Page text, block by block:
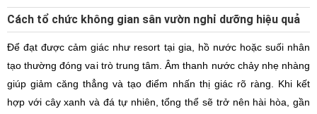
Cách tổ chức không gian sân vườn nghỉ dưỡng hiệu quả
Để đạt được cảm giác như resort tại gia, hồ nước hoặc suối nhân
tạo thường đóng vai trò trung tâm. Âm thanh nước chảy nhẹ nhàng
giúp giảm căng thẳng và tạo điểm nhấn thị giác rõ ràng. Khi kết
hợp với cây xanh và đá tự nhiên, tổng thể sẽ trở nên hài hòa, gần